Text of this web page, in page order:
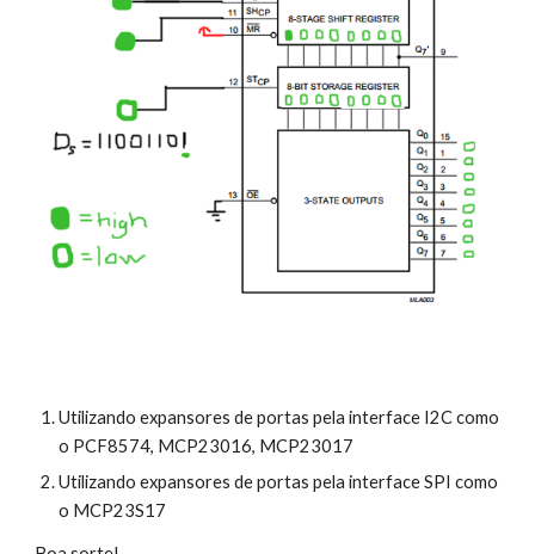
Utilizando expansores de portas pela interface I2C como
o PCF8574, MCP23016, MCP23017
Utilizando expansores de portas pela interface SPI como
o MCP23S17